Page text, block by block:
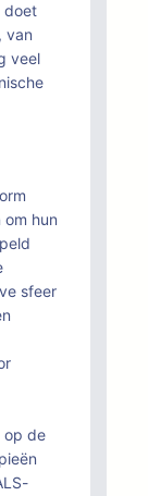
doet
van
veel
hun
sfeer
op de